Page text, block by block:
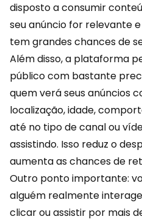
disposto a consumir
seu anúncio for relevante
tem grandes chances de
Além disso, a plataforma
público com bastante
quem verá seus anúncios
localização, idade,
até no tipo de canal ou
assistindo. Isso reduz o
aumenta as chances de
Outro ponto importante:
alguém realmente
clicar ou assistir por mais